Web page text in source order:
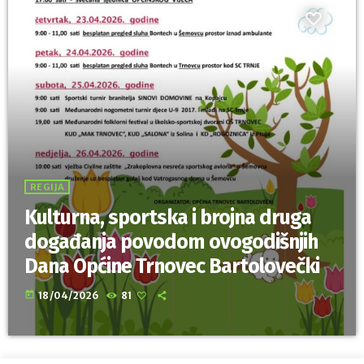
REGIJA
Kulturna, sportska i brojna druga
događanja povodom ovogodišnjih
Dana Općine Trnovec Bartolovečki
today 18/04/2026 81